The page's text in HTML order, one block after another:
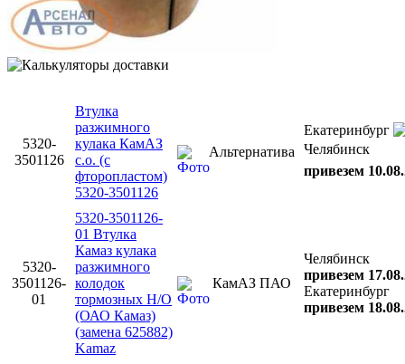
5320-
3501126
Втулка
разжимного
кулака КамАЗ
с.о. (с
фторопластом)
5320-3501126
Альтернатива
Екатеринбург
Челябинск
привезем
5320-
3501126-
01
5320-3501126-
01 Втулка
Камаз кулака
разжимного
колодок
тормозных Н/О
(ОАО Камаз)
(замена 625882)
Kamaz
КамАЗ ПАО
Челябинск
привезем
Екатеринбург
привезем